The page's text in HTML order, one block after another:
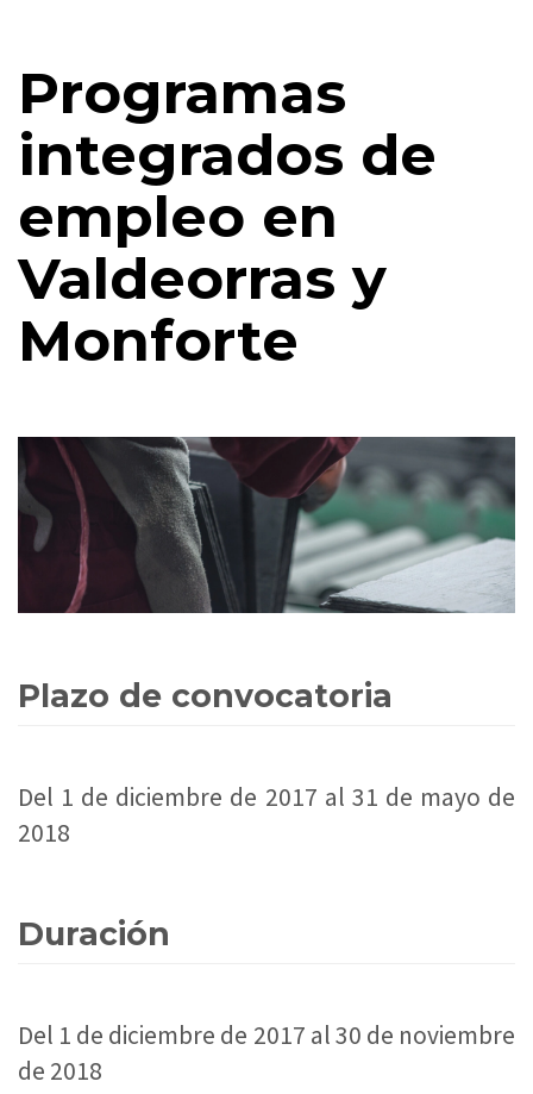
Programas
integrados de
empleo en
Valdeorras y
Monforte
Plazo de convocatoria
Del 1 de diciembre de 2017 al 31 de mayo de
2018
Duración
Del 1 de diciembre de 2017 al 30 de noviembre
de 2018